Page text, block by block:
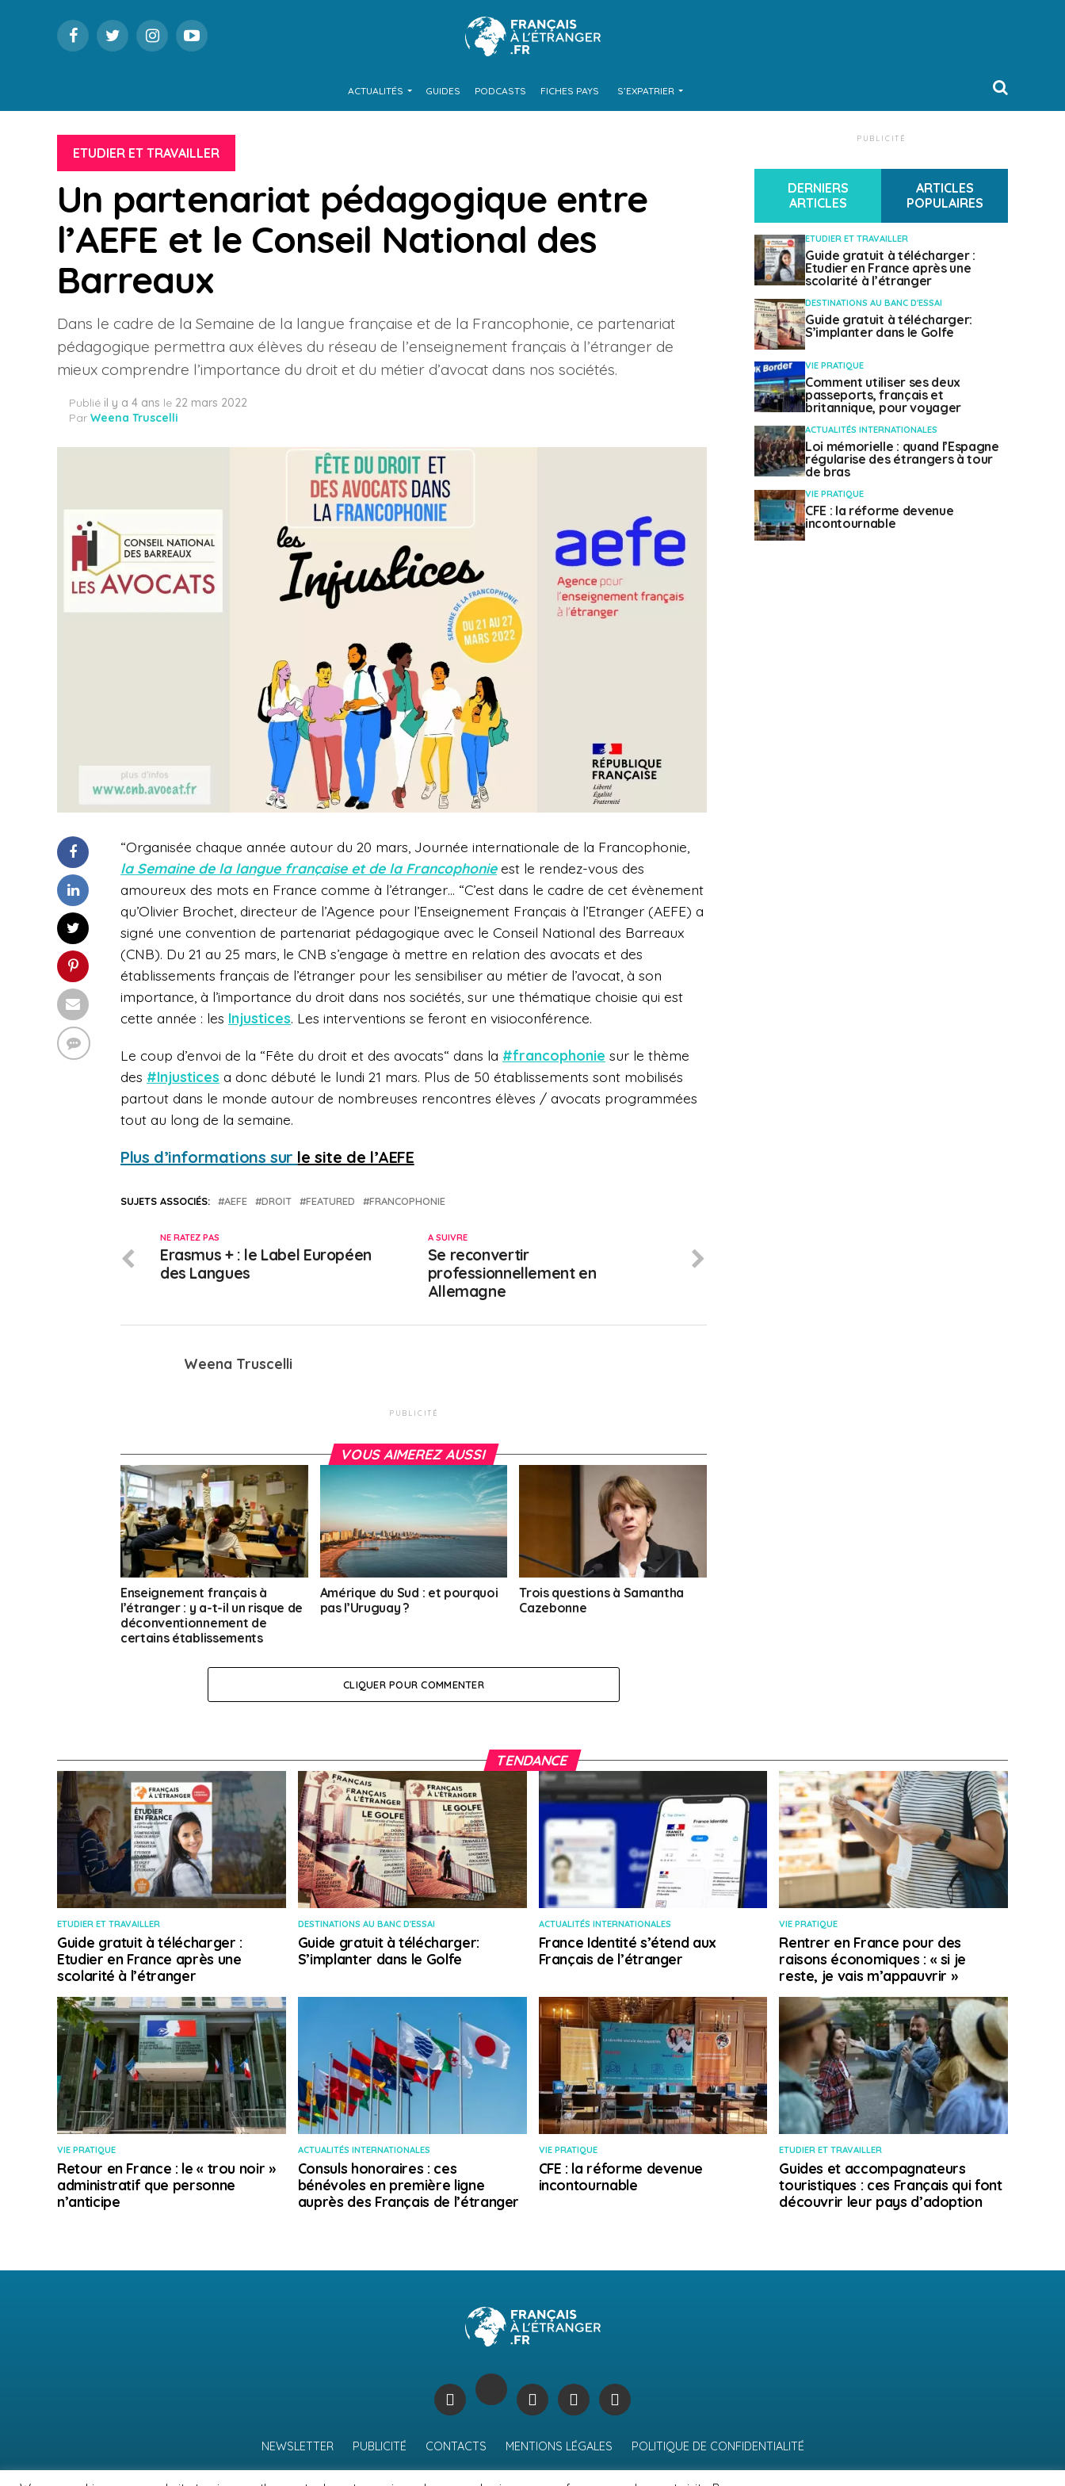
ACTUALITÉS GUIDES PODCASTS FICHES PAYS S’EXPATRIER
ETUDIER ET TRAVAILLER
Un partenariat pédagogique entre
l’AEFE et le Conseil National des
Barreaux
Dans le cadre de la Semaine de la langue française et de la Francophonie, ce partenariat
pédagogique permettra aux élèves du réseau de l’enseignement français à l’étranger de
mieux comprendre l’importance du droit et du métier d’avocat dans nos sociétés.
Publié il y a 4 ans le 22 mars 2022
Par Weena Truscelli
“Organisée chaque année autour du 20 mars, Journée internationale de la Francophonie,
la Semaine de la langue française et de la Francophonieest le rendez-vous des
amoureux des mots en France comme à l’étranger… “C’est dans le cadre de cet évènement
qu’Olivier Brochet, directeur de l’Agence pour l’Enseignement Français à l’Etranger (AEFE) a
signé une convention de partenariat pédagogique avec le Conseil National des Barreaux
(CNB). Du 21 au 25 mars, le CNB s’engage à mettre en relation des avocats et des
établissements français de l’étranger pour les sensibiliser au métier de l’avocat, à son
importance, à l’importance du droit dans nos sociétés, sur une thématique choisie qui est
cette année : les Injustices. Les interventions se feront en visioconférence.
Le coup d’envoi de la “Fête du droit et des avocats“ dans la #francophonie sur le thème
des #Injustices a donc débuté le lundi 21 mars. Plus de 50 établissements sont mobilisés
partout dans le monde autour de nombreuses rencontres élèves / avocats programmées
tout au long de la semaine.
Plus d’informations sur le site de l’AEFE
SUJETS ASSOCIÉS: AEFE DROIT FEATURED FRANCOPHONIE
A SUIVRE
Se reconvertir
professionnellement en
Allemagne
NE RATEZ PAS
Erasmus + : le Label Européen
des Langues
Weena Truscelli
PUBLICITÉ
VOUS AIMEREZ AUSSI
Enseignement français à
l’étranger : y a-t-il un risque de
déconventionnement de
certains établissements
Amérique du Sud : et pourquoi
pas l’Uruguay ?
Trois questions à Samantha
Cazebonne
CLIQUER POUR COMMENTER
PUBLICITÉ
DERNIERS
ARTICLES
ARTICLES
POPULAIRES
ETUDIER ET TRAVAILLER
Guide gratuit à télécharger :
Etudier en France après une
scolarité à l’étranger
DESTINATIONS AU BANC D'ESSAI
Guide gratuit à télécharger:
S’implanter dans le Golfe
VIE PRATIQUE
Comment utiliser ses deux
passeports, français et
britannique, pour voyager
ACTUALITÉS INTERNATIONALES
Loi mémorielle : quand l’Espagne
régularise des étrangers à tour
de bras
VIE PRATIQUE
CFE : la réforme devenue
incontournable
TENDANCE
ETUDIER ET TRAVAILLER
Guide gratuit à télécharger :
Etudier en France après une
scolarité à l’étranger
DESTINATIONS AU BANC D'ESSAI
Guide gratuit à télécharger:
S’implanter dans le Golfe
ACTUALITÉS INTERNATIONALES
France Identité s’étend aux
Français de l’étranger
VIE PRATIQUE
Rentrer en France pour des
raisons économiques : « si je
reste, je vais m’appauvrir »
VIE PRATIQUE
Retour en France : le « trou noir »
administratif que personne
n’anticipe
ACTUALITÉS INTERNATIONALES
Consuls honoraires : ces
bénévoles en première ligne
auprès des Français de l’étranger
VIE PRATIQUE
CFE : la réforme devenue
incontournable
ETUDIER ET TRAVAILLER
Guides et accompagnateurs
touristiques : ces Français qui font
découvrir leur pays d’adoption
NEWSLETTER PUBLICITÉ CONTACTS MENTIONS LÉGALES POLITIQUE DE CONFIDENTIALITÉ